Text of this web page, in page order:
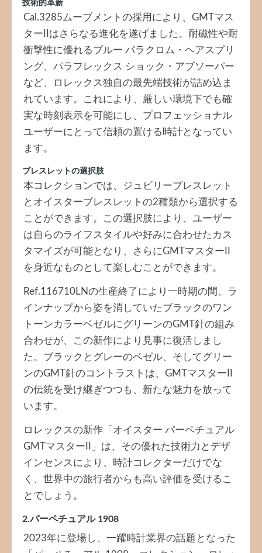
技術的革新
Cal.3285ムーブメントの採用により、GMTマス
ターIIはさらなる進化を遂げました。耐磁性や耐
衝撃性に優れるブルー パラクロム・ヘアスプリ
ング、パラフレックス ショック・アブソーバー
など、ロレックス独自の最先端技術が詰め込ま
れています。これにより、厳しい環境下でも確
実な時刻表示を可能にし、プロフェッショナル
ユーザーにとって信頼の置ける時計となってい
ます。
ブレスレットの選択肢
本コレクションでは、ジュビリーブレスレット
とオイスターブレスレットの2種類から選択する
ことができます。この選択肢により、ユーザー
は自らのライフスタイルや好みに合わせたカス
タマイズが可能となり、さらにGMTマスターII
を身近なものとして楽しむことができます。
Ref.116710LNの生産終了により一時期の間、ラ
インナップから姿を消していたブラックのワン
トーンカラーベゼルにグリーンのGMT針の組み
合わせが、この新作により見事に復活しまし
た。ブラックとグレーのベゼル、そしてグリー
ンのGMT針のコントラストは、GMTマスターII
の伝統を受け継ぎつつも、新たな魅力を放って
います。
ロレックスの新作「オイスター パーペチュアル
GMTマスターII」は、その優れた技術力とデザ
インセンスにより、時計コレクターだけでな
く、世界中の旅行者からも高い評価を受けるこ
とでしょう。
2.パーペチュアル 1908
2023年に登場し、一躍時計業界の話題となった